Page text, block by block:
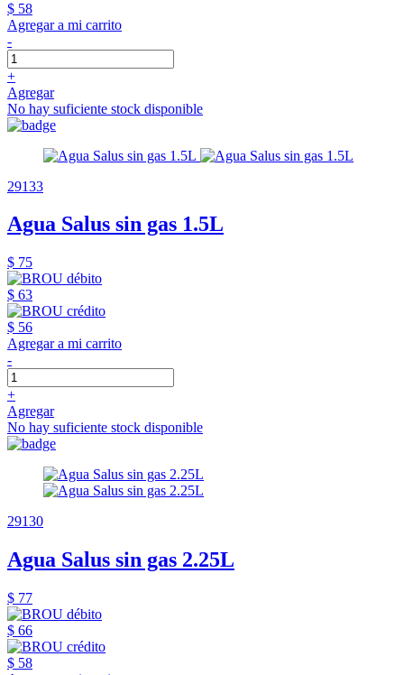
$ 58
Agregar a mi carrito
-
+
Agregar
No hay suficiente stock disponible
29133
Agua Salus sin gas 1.5L
$ 75
$ 63
$ 56
Agregar a mi carrito
-
+
Agregar
No hay suficiente stock disponible
29130
Agua Salus sin gas 2.25L
$ 77
$ 66
$ 58